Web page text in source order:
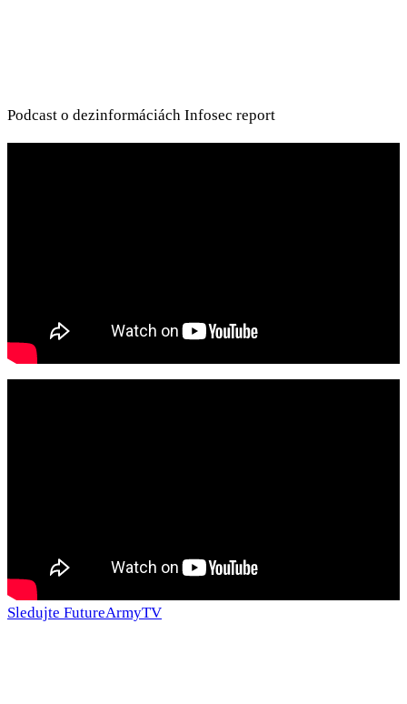
Podcast o dezinformáciách Infosec report
Sledujte FutureArmyTV